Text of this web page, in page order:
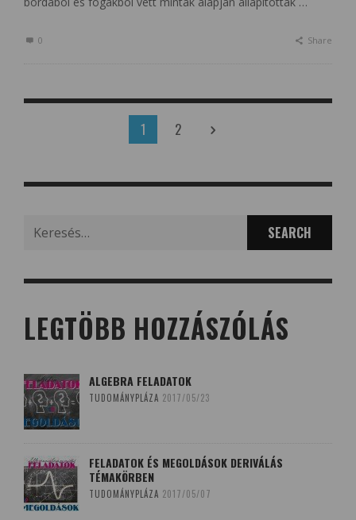
0 Share
1 2
LEGTÖBB HOZZÁSZÓLÁS
ALGEBRA FELADATOK
TUDOMÁNYPLÁZA 2017/05/23
FELADATOK ÉS MEGOLDÁSOK DERIVÁLÁS
TÉMAKÖRBEN
TUDOMÁNYPLÁZA 2017/05/07